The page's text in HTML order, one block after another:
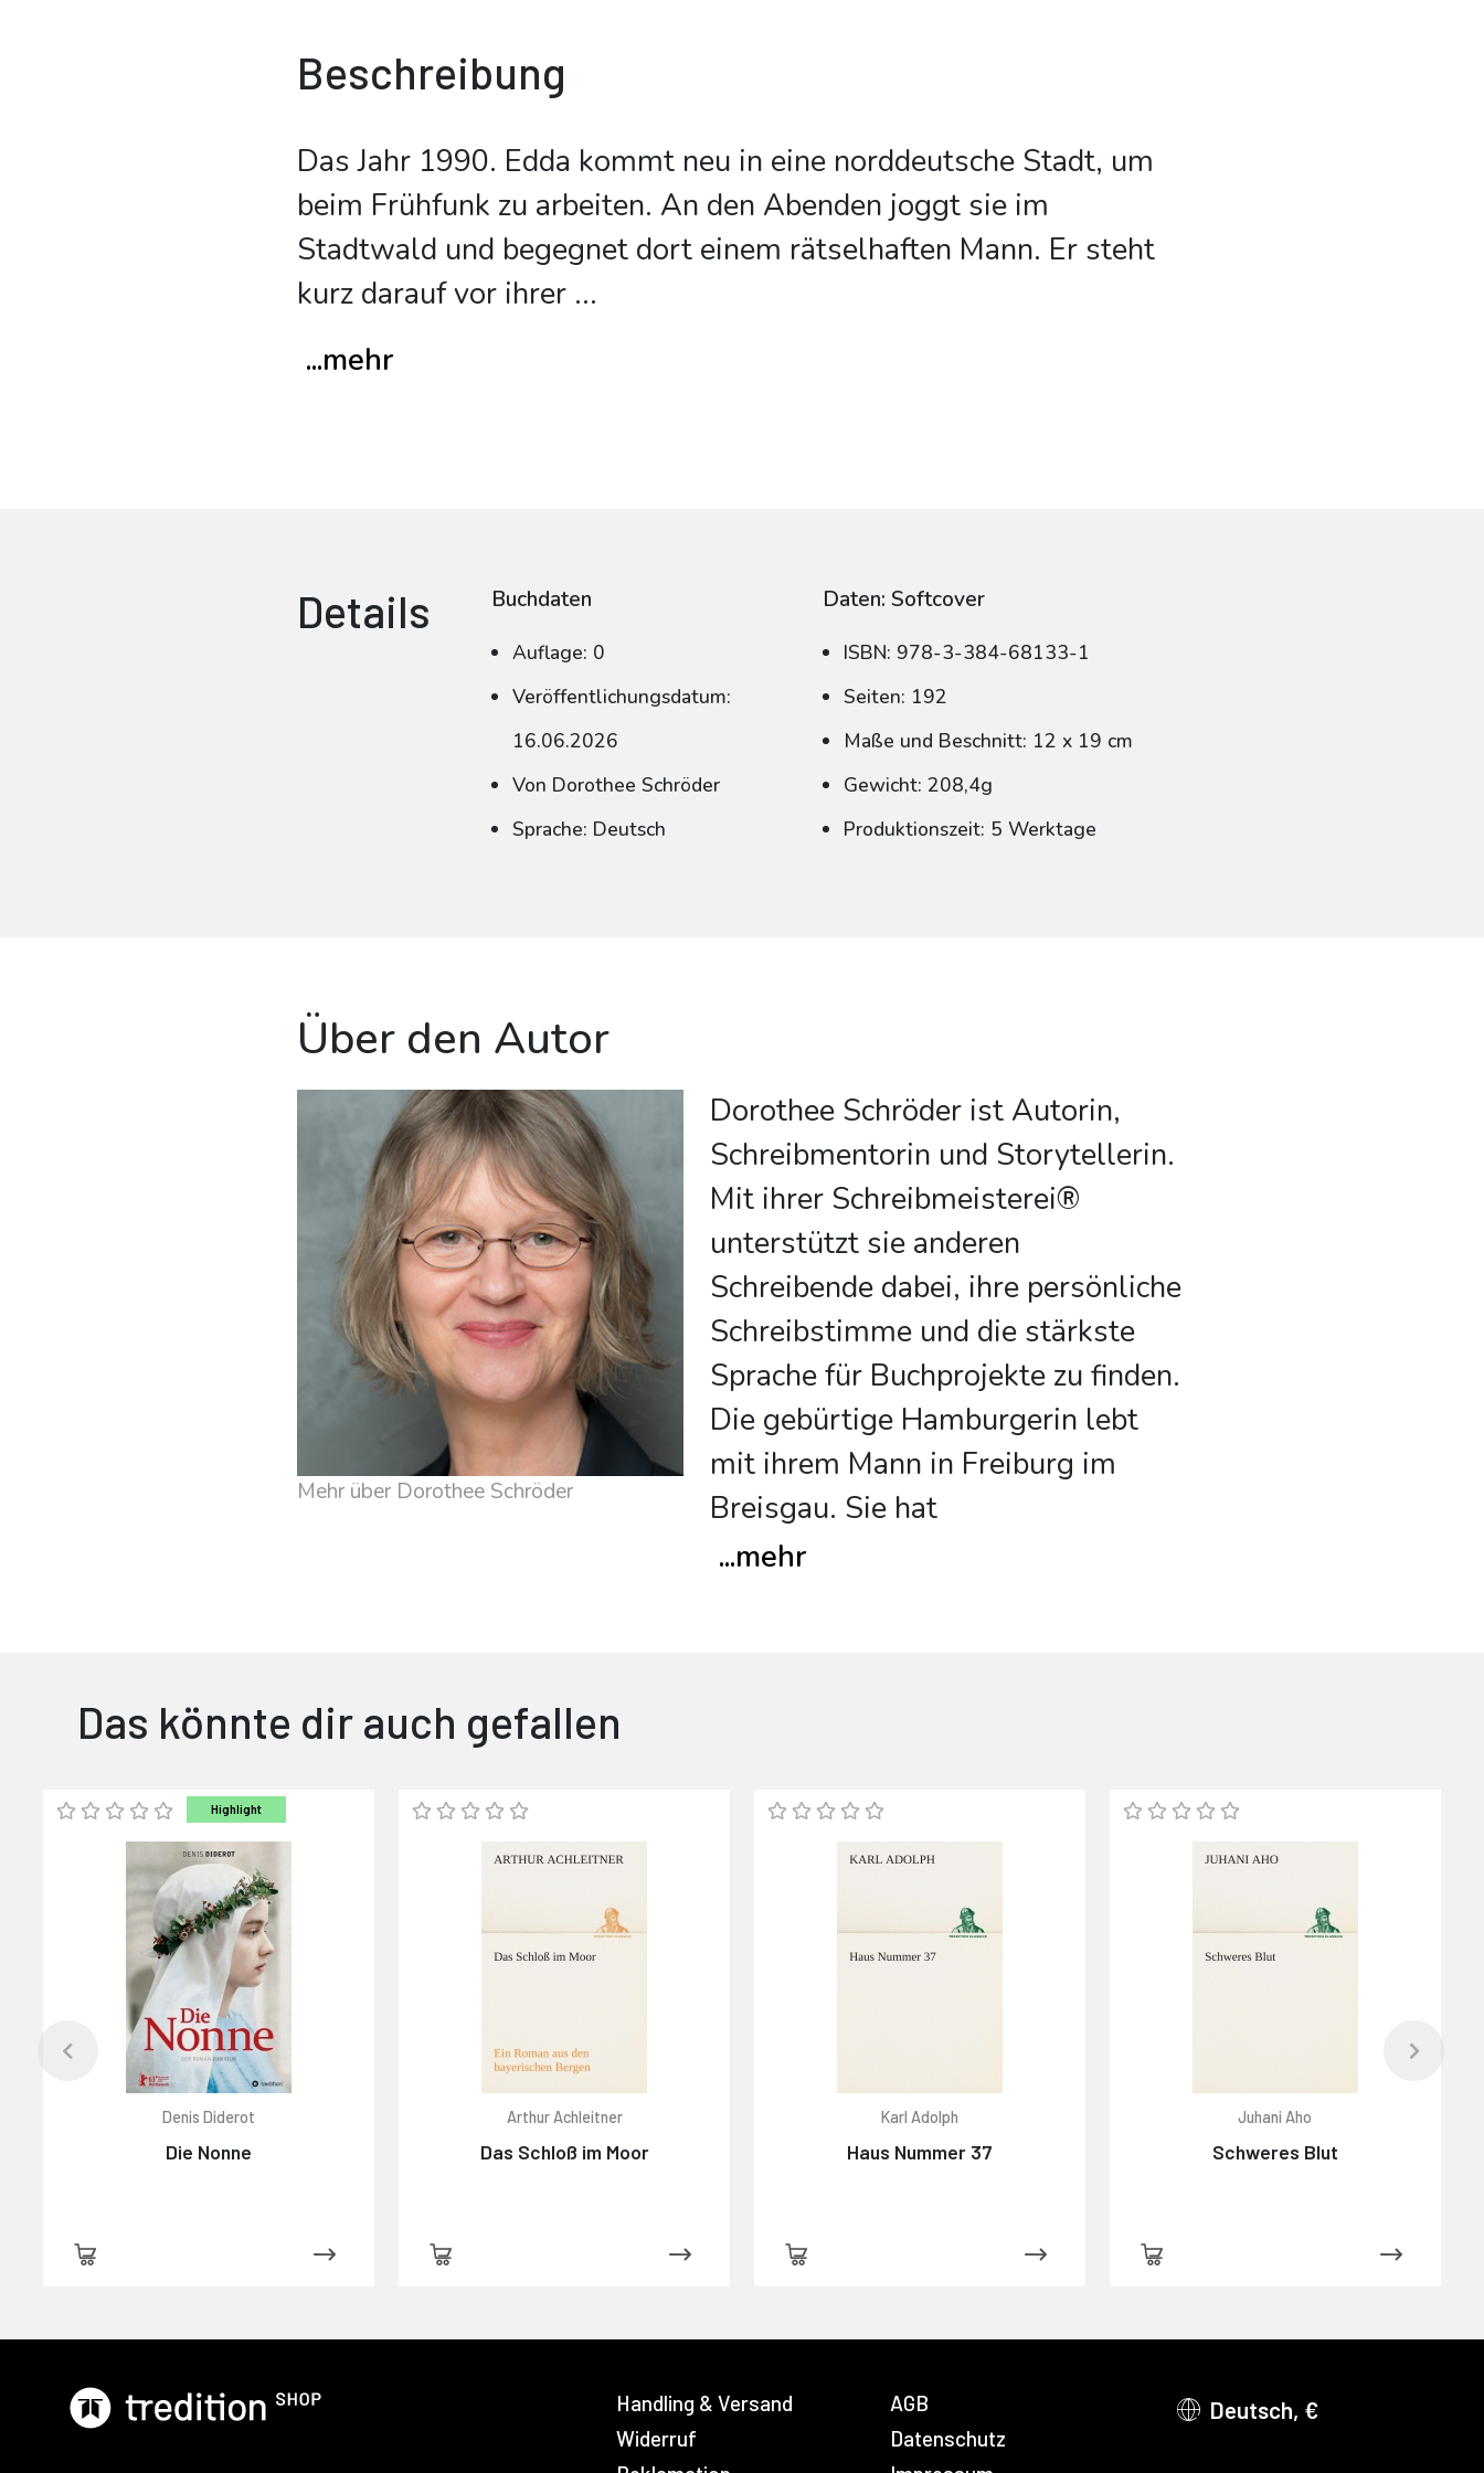
Beschreibung
Das Jahr 1990. Edda kommt neu in eine norddeutsche Stadt, um
beim Frühfunk zu arbeiten. An den Abenden joggt sie im
Stadtwald und begegnet dort einem rätselhaften Mann. Er steht
kurz darauf vor ihrer ...
...mehr
Details Buchdaten
Auflage: 0
Veröffentlichungsdatum:
16.06.2026
Von Dorothee Schröder
Sprache: Deutsch
Daten: Softcover
ISBN: 978-3-384-68133-1
Seiten: 192
Maße und Beschnitt: 12 x 19 cm
Gewicht: 208,4g
Produktionszeit: 5 Werktage
Über den Autor
Mehr über Dorothee Schröder
Dorothee Schröder ist Autorin,
Schreibmentorin und Storytellerin.
Mit ihrer Schreibmeisterei®
unterstützt sie anderen
Schreibende dabei, ihre persönliche
Schreibstimme und die stärkste
Sprache für Buchprojekte zu finden.
Die gebürtige Hamburgerin lebt
mit ihrem Mann in Freiburg im
Breisgau. Sie hat
...mehr
Das könnte dir auch gefallen
Highlight
Denis Diderot
Die Nonne
Arthur Achleitner
Das Schloß im Moor
Karl Adolph
Haus Nummer 37
Juhani Aho
Schweres Blut
Handling & Versand
Widerruf
AGB
Datenschutz
Deutsch, €